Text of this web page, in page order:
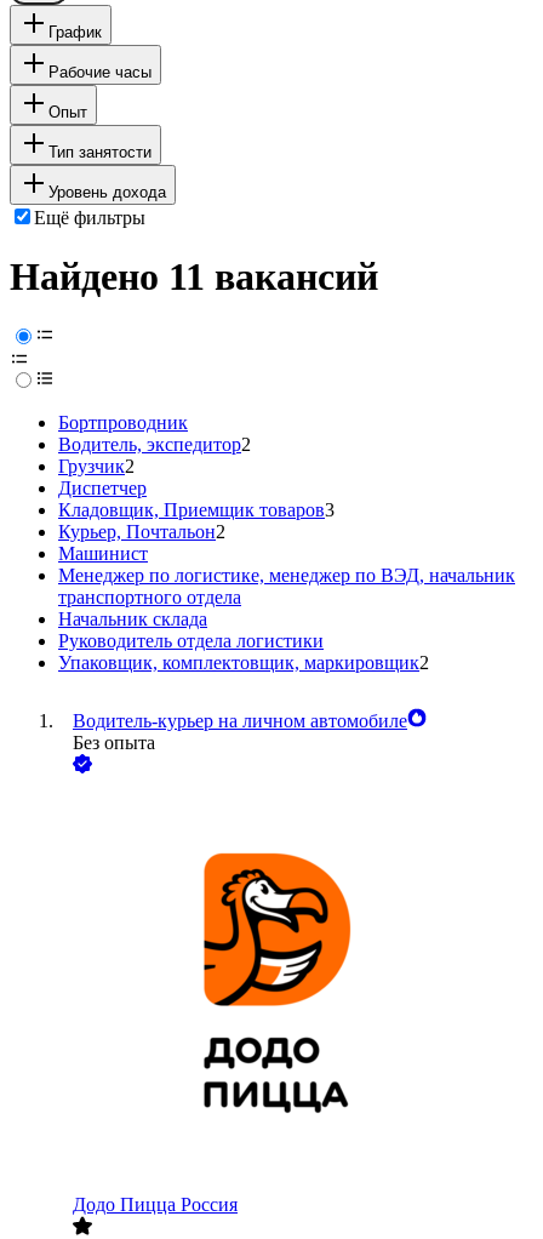
График
Рабочие часы
Опыт
Тип занятости
Уровень дохода
Ещё фильтры
Найдено 11 вакансий
Бортпроводник
Водитель, экспедитор2
Грузчик2
Диспетчер
Кладовщик, Приемщик товаров3
Курьер, Почтальон2
Машинист
Менеджер по логистике, менеджер по ВЭД, начальник
транспортного отдела
Начальник склада
Руководитель отдела логистики
Упаковщик, комплектовщик, маркировщик2
Водитель-курьер на личном автомобиле
Без опыта
Додо Пицца Россия